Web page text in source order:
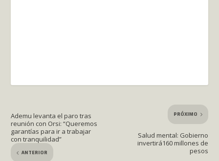
Ademu levanta el paro tras
reunión con Orsi: “Queremos
garantías para ir a trabajar
con tranquilidad”
ANTERIOR
PRÓXIMO
Salud mental: Gobierno
invertirá160 millones de
pesos